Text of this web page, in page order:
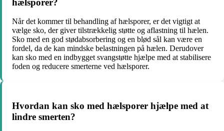
Når det kommer til behandling af hælsporer, er det vigtigt at
vælge sko, der giver tilstrækkelig støtte og aflastning til hælen.
Sko med en god stødabsorbering og en blød sål kan være en
fordel, da de kan mindske belastningen på hælen. Derudover
kan sko med en indbygget svangstøtte hjælpe med at stabilisere
foden og reducere smerterne ved hælsporer.
Hvordan kan sko med hælsporer hjælpe med at
lindre smerten?